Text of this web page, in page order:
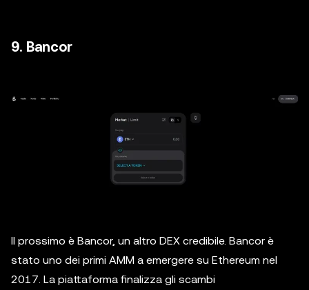
9. Bancor
Il prossimo è Bancor, un altro DEX credibile. Bancor è
stato uno dei primi AMM a emergere su Ethereum nel
2017. La piattaforma finalizza gli scambi